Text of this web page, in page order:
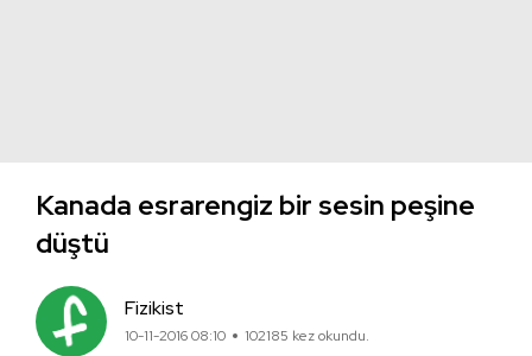
Kanada esrarengiz bir sesin peşine
düştü
Fizikist
10-11-2016 08:10 102185 kez okundu.